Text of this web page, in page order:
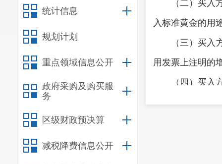
统计信息
规划计划
重点领域信息公开
政府采购及购买服
务
区级财政预决算
减税降费信息公开
（二）买
入标准黄金的用
（三）买
用发票上注明的
（四）买
按照规定的适用